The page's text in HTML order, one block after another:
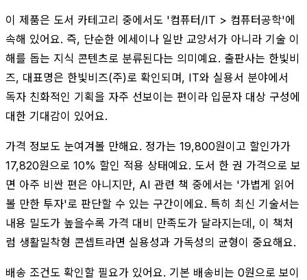
이 제품은 도서 카테고리 중에서도 '컴퓨터/IT > 컴퓨터공학'에
속해 있어요. 즉, 단순한 에세이나 일반 교양서가 아니라 기술 이
해를 돕는 지식 콘텐츠로 분류된다는 의미예요. 출판사는 한빛비
즈, 대표명은 한빛비즈(주)로 확인되며, IT와 실용서 분야에서
독자 친화적인 기획을 자주 선보이는 편이라 입문자 대상 구성에
대한 기대감이 있어요.
가격 정보도 눈여겨볼 만해요. 정가는 19,800원이고 할인가가
17,820원으로 10% 할인 적용 상태예요. 도서 한 권 가격으로 보
면 아주 비싼 편은 아니지만, AI 관련 책 중에서는 '가볍게 읽어
볼 만한 투자'로 판단할 수 있는 구간이에요. 특히 최신 기술서는
내용 밀도가 높을수록 가격 대비 만족도가 달라지는데, 이 책처
럼 생활밀착형 콘셉트라면 실용성과 가독성의 균형이 중요해요.
배송 조건도 확인할 필요가 있어요. 기본 배송비는 0원으로 보이